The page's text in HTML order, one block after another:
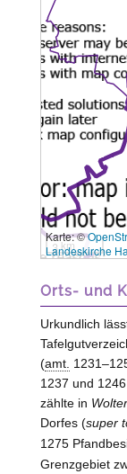
3 km
Karte: ©
Landeskirche
Orts- und
Urkundlich
(amt.
1237 und
zählte in
Dorfes (super
1275
Grenzgebiet